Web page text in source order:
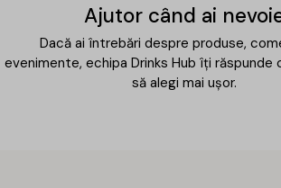
Ajutor când ai
Dacă ai întrebări despre produse,
evenimente, echipa Drinks Hub îți răspunde
să alegi mai ușor.